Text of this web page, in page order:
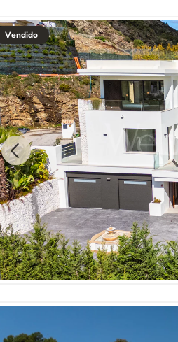
Vendido
Previous